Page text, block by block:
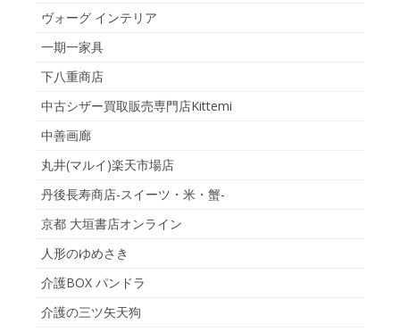
ヴォーグ インテリア
一期一家具
下八重商店
中古シザー買取販売専門店Kittemi
中善画廊
丸井(マルイ)楽天市場店
丹後長寿商店-スイーツ・米・蟹-
京都 大垣書店オンライン
人形のゆめさき
介護BOX パンドラ
介護の三ツ矢天狗